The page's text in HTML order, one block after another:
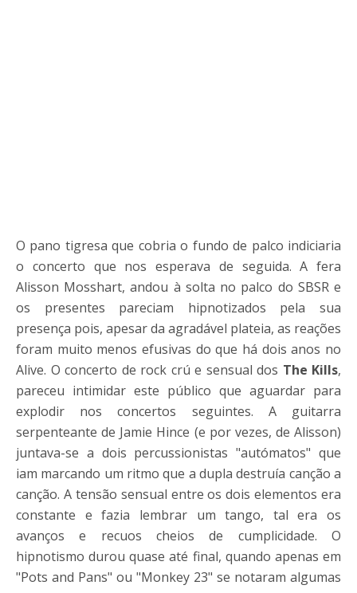
O pano tigresa que cobria o fundo de palco indiciaria
o concerto que nos esperava de seguida. A fera
Alisson Mosshart, andou à solta no palco do SBSR e
os presentes pareciam hipnotizados pela sua
presença pois, apesar da agradável plateia, as reações
foram muito menos efusivas do que há dois anos no
Alive. O concerto de rock crú e sensual dos The Kills,
pareceu intimidar este público que aguardar para
explodir nos concertos seguintes. A guitarra
serpenteante de Jamie Hince (e por vezes, de Alisson)
juntava-se a dois percussionistas "autómatos" que
iam marcando um ritmo que a dupla destruía canção a
canção. A tensão sensual entre os dois elementos era
constante e fazia lembrar um tango, tal era os
avanços e recuos cheios de cumplicidade. O
hipnotismo durou quase até final, quando apenas em
"Pots and Pans" ou "Monkey 23" se notaram algumas